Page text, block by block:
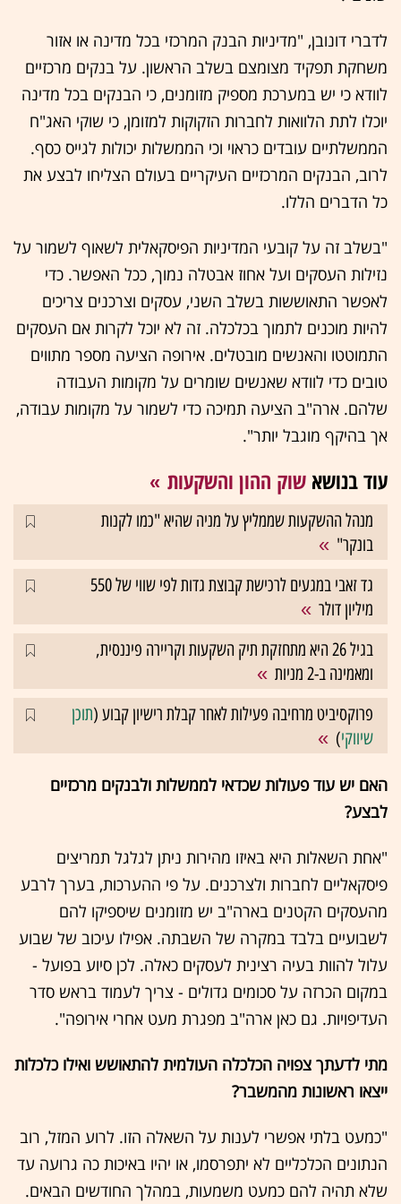
לדברי דונובן, "מדיניות הבנק המרכזי בכל מדינה או אזור
משחקת תפקיד מצומצם בשלב הראשון. על בנקים מרכזיים
לוודא כי יש במערכת מספיק מזומנים, כי הבנקים בכל מדינה
יוכלו לתת הלוואות לחברות הזקוקות למזומן, כי שוקי האג"ח
הממשלתיים עובדים כראוי וכי הממשלות יכולות לגייס כסף.
לרוב, הבנקים המרכזיים העיקריים בעולם הצליחו לבצע את
כל הדברים הללו.
"בשלב זה על קובעי המדיניות הפיסקאלית לשאוף לשמור על
נזילות העסקים ועל אחוז אבטלה נמוך, ככל האפשר. כדי
לאפשר התאוששות בשלב השני, עסקים וצרכנים צריכים
להיות מוכנים לתמוך בכלכלה. זה לא יוכל לקרות אם העסקים
התמוטטו והאנשים מובטלים. אירופה הציעה מספר מתווים
טובים כדי לוודא שאנשים שומרים על מקומות העבודה
שלהם. ארה"ב הציעה תמיכה כדי לשמור על מקומות עבודה,
אך בהיקף מוגבל יותר".
עוד בנושא שוק ההון והשקעות
מנהל ההשקעות שממליץ על מניה שהיא "כמו לקנות
בונקר"
גד זאבי במגעים לרכישת קבוצת גדות לפי שווי של 550
מיליון דולר
בגיל 26 היא מתחזקת תיק השקעות וקריירה פיננסית,
ומאמינה ב-2 מניות
פרוקסיביט מרחיבה פעילות לאחר קבלת רישיון קבוע (תוכן
שיווקי)
האם יש עוד פעולות שכדאי לממשלות ולבנקים מרכזיים
לבצע?
"אחת השאלות היא באיזו מהירות ניתן לגלגל תמריצים
פיסקאליים לחברות ולצרכנים. על פי ההערכות, בערך לרבע
מהעסקים הקטנים בארה"ב יש מזומנים שיספיקו להם
לשבועיים בלבד במקרה של השבתה. אפילו עיכוב של שבוע
עלול להוות בעיה רצינית לעסקים כאלה. לכן סיוע בפועל -
במקום הכרזה על סכומים גדולים - צריך לעמוד בראש סדר
העדיפויות. גם כאן ארה"ב מפגרת מעט אחרי אירופה".
מתי לדעתך צפויה הכלכלה העולמית להתאושש ואילו כלכלות
ייצאו ראשונות מהמשבר?
"כמעט בלתי אפשרי לענות על השאלה הזו. לרוע המזל, רוב
הנתונים הכלכליים לא יתפרסמו, או יהיו באיכות כה גרועה עד
שלא תהיה להם כמעט משמעות, במהלך החודשים הבאים.